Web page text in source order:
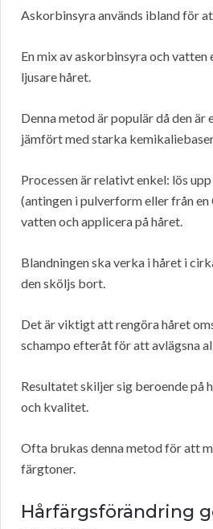
Askorbinsyra används ibland för
En mix av askorbinsyra och vatten
ljusare håret.
Denna metod är populär då den
jämfört med starka
Processen är relativt enkel: lös
(antingen i pulverform eller från
vatten och applicera på håret.
Blandningen ska verka i håret i
den sköljs bort.
Det är viktigt att rengöra håret
schampo efteråt för att avlägsna
Resultatet skiljer sig beroende på
och kvalitet.
Ofta brukas denna metod för att
färgtoner.
Hårfärgsförändring